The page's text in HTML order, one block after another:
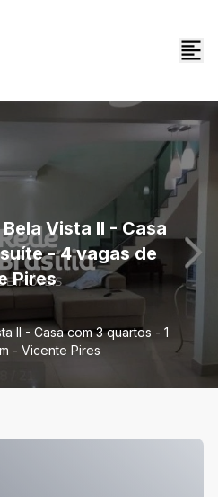
Vista II - Casa
- 4 vagas de
Pires
II - Casa com 3 quartos - 1
- Vicente Pires